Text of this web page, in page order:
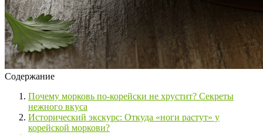
Содержание
Почему морковь по-корейски не хрустит? Секреты
нежного вкуса
Исторический экскурс: Откуда «ноги растут» у
корейской моркови?